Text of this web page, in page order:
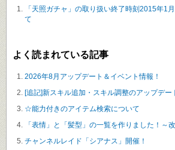
「天照ガチャ」の取り扱い終了時刻2015年1
て
よく読まれている記事
2026年8月アップデート＆イベント情報！
[追記]新スキル追加・スキル調整のアップデー
☆能力付きのアイテム検索について
「表情」と「髪型」の一覧を作りました！～
チャンネルレイド「シアナス」開催！